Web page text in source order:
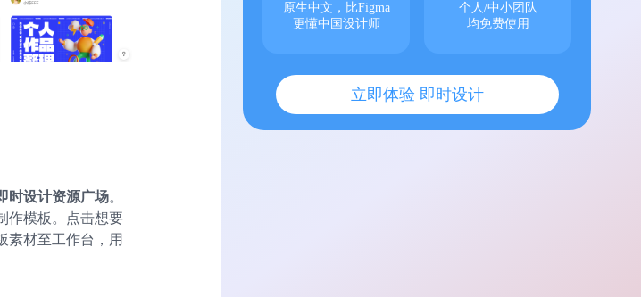
时设计资源广场。
作模板。点击想要
素材至工作台，用
原生中文，比Figma
更懂中国设计师
个人/中小团队
均免费使用
立即体验 即时设计